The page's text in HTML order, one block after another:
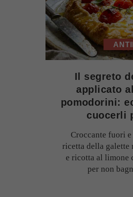
Il segreto
applicato
pomodorini:
cuocerli
Croccante fuori
ricetta della galette
e ricotta al limone
per non